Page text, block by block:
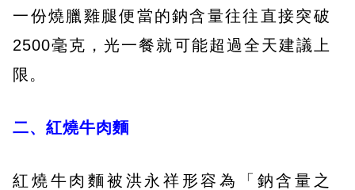
一份燒臘雞腿便當的鈉含量往往直接突破
2500毫克，光一餐就可能超過全天建議上
限。
二、紅燒牛肉麵
紅燒牛肉麵被洪永祥形容為「鈉含量之